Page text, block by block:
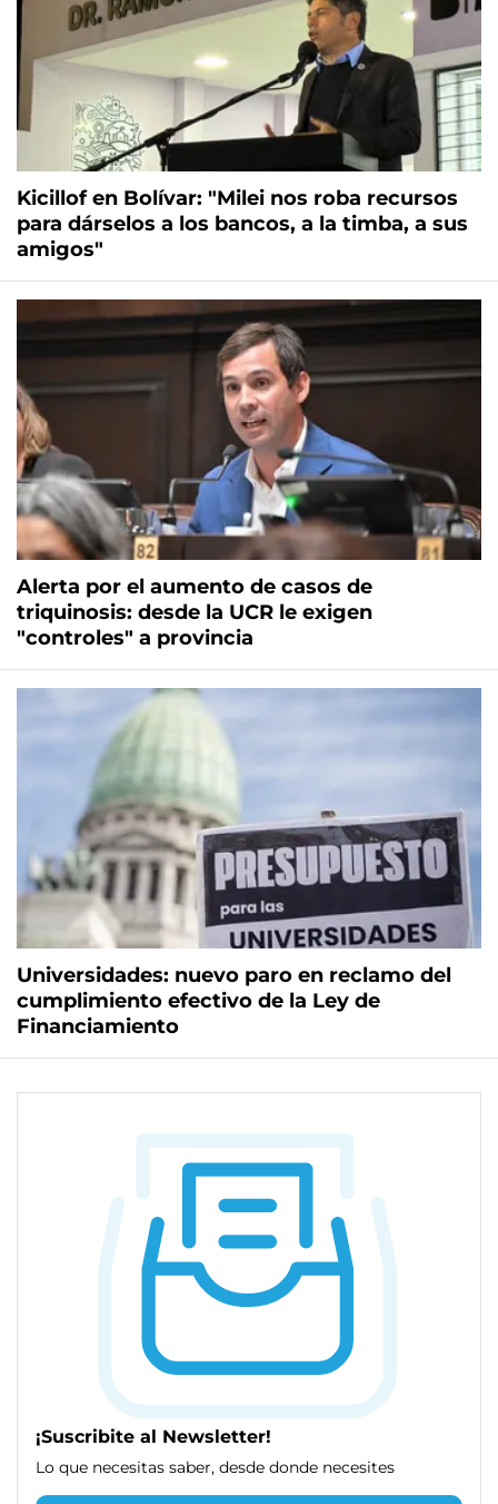
Kicillof en Bolívar: "Milei nos roba recursos
para dárselos a los bancos, a la timba, a sus
amigos"
Alerta por el aumento de casos de
triquinosis: desde la UCR le exigen
"controles" a provincia
Universidades: nuevo paro en reclamo del
cumplimiento efectivo de la Ley de
Financiamiento
¡Suscribite al Newsletter!
Lo que necesitas saber, desde donde necesites